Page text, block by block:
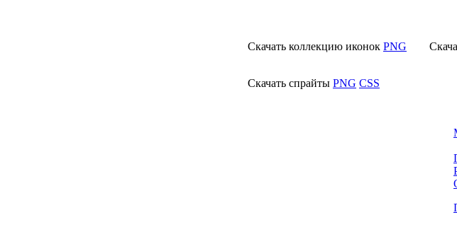
Скачать коллекцию иконок PNG
Скачать спрайты PNG CSS